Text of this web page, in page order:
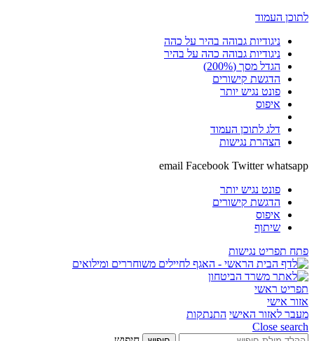
לתוכן העמוד
ניגודיות גבוהה בהיר על כהה
ניגודיות גבוהה כהה על בהיר
הגדל מסך (200%)
הדגשת קישורים
פונט נגיש יותר
איפוס
דלג לתוכן העמוד
הצהרת נגישות
email Facebook Twitter whatsapp
פונט נגיש יותר
הדגשת קישורים
איפוס
שיתוף
פתח תפריט נגישות
תפריט ראשי
אזור אישי
מעבר לאזור האישי התנתקות
Close search